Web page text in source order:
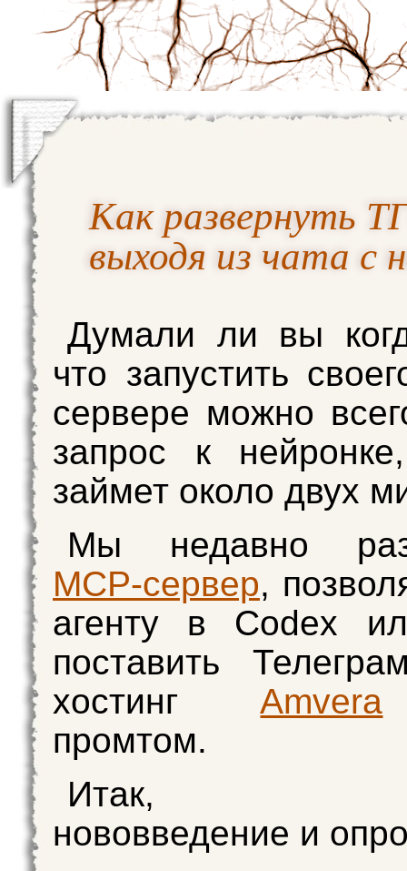
Как развернуть
выходя из чата с
Думали ли вы
что запустить
сервере можно
запрос к
займет около двух
Мы недавно
MCP-сервер,
агенту в Codex
поставить
хостингAmvera
промтом.
Итак,
нововведение и